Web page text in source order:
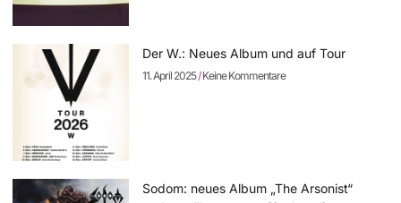
Der W.: Neues Album und auf Tour
11. April 2025 Keine Kommentare
Sodom: neues Album „The Arsonist“